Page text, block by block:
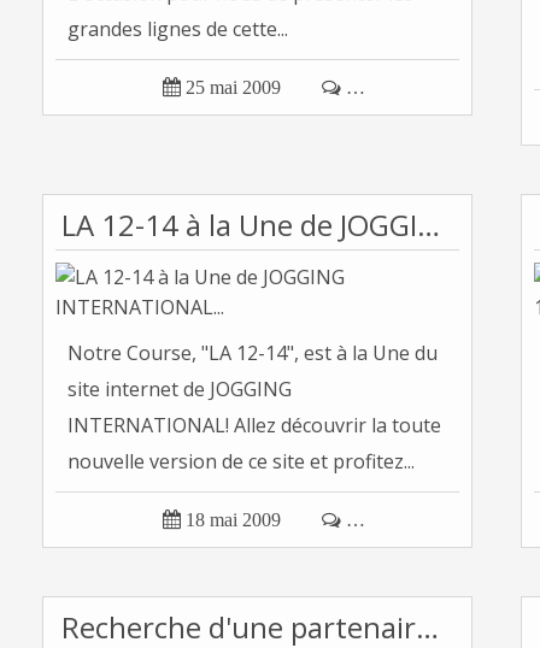
grandes lignes de cette...
 25 mai 2009  …
LA 12-14 à la Une de JOGGING INTERNATIONAL...
Notre Course, "LA 12-14", est à la Une du
site internet de JOGGING
INTERNATIONAL! Allez découvrir la toute
nouvelle version de ce site et profitez...
 18 mai 2009  …
Recherche d'une partenaire sur "LA 12-14" en relais!